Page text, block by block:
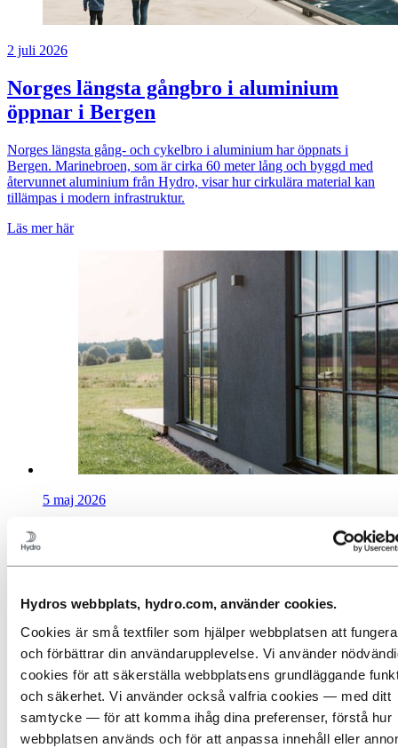
Hydros webbplats, hydro.com, använder cookies.
Cookies är små textfiler som hjälper webbplatsen att
och förbättrar din användarupplevelse. Vi använder
cookies för att säkerställa webbplatsens grundläggande
och säkerhet. Vi använder också valfria cookies — med ditt
samtycke — för att komma ihåg dina preferenser, förstå hur
webbplatsen används och för att anpassa innehåll eller
2 juli 2026
Norges längsta gångbro i aluminium
öppnar i Bergen
Norges längsta gång- och cykelbro i aluminium har öppnats i
Bergen. Marinebroen, som är cirka 60 meter lång och byggd med
återvunnet aluminium från Hydro, visar hur cirkulära material kan
tillämpas i modern infrastruktur.
Läs mer här
5 maj 2026
Svenska Fönster i framkant med
återvunnet aluminium